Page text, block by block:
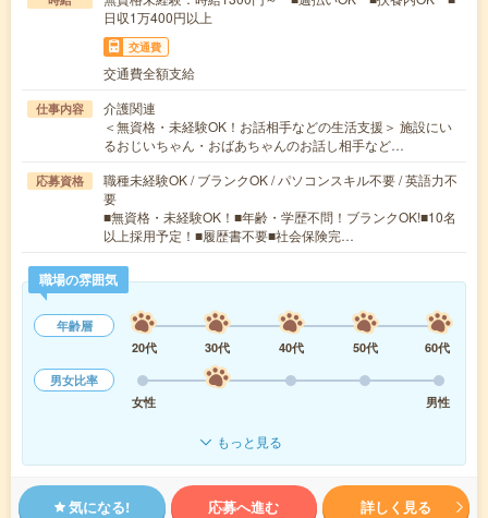
日収1万400円以上
交通費
交通費全額支給
仕事内容
介護関連
＜無資格・未経験OK！お話相手などの生活支援＞ 施設にい
るおじいちゃん・おばあちゃんのお話し相手など…
応募資格
職種未経験OK / ブランクOK / パソコンスキル不要 / 英語力不
要
■無資格・未経験OK！■年齢・学歴不問！ブランクOK!■10名
以上採用予定！■履歴書不要■社会保険完…
職場の雰囲気
年齢層
20代
30代 40代 50代
60代
男女比率
女性
男性
もっと見る
気になる! 応募へ進む 詳しく見る